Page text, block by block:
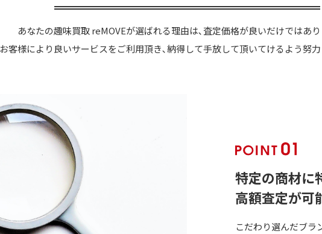
あなたの趣味買取 reMOVEが選ばれる理由は､査定価格が良いだけではあ
お客様により良いサービスをご利用頂き､納得して手放して頂いてけるよう努
特定の商材に
高額査定が可
こだわり選んだブラ